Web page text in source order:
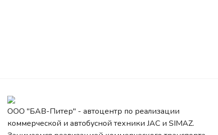
ООО "БАВ-Питер" - автоцентр по реализации
коммерческой и автобусной техники JAC и SIMAZ.